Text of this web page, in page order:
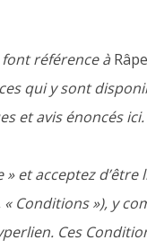
font référence à
qui y sont
et avis énoncés ici.
et acceptez d’être
Conditions »), y
Ces